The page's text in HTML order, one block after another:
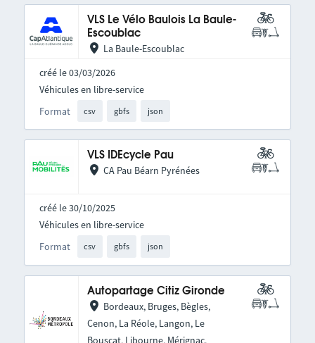
VLS Le Vélo Baulois La Baule-
Escoublac
La Baule-Escoublac
créé le 03/03/2026
Format csv gbfs json
Véhicules en libre-service
VLS IDEcycle Pau
CA Pau Béarn Pyrénées
créé le 30/10/2025
Format csv gbfs json
Véhicules en libre-service
Autopartage Citiz Gironde
Bordeaux, Bruges, Bègles,
Cenon, La Réole, Langon, Le
Bouscat, Libourne, Mérignac,